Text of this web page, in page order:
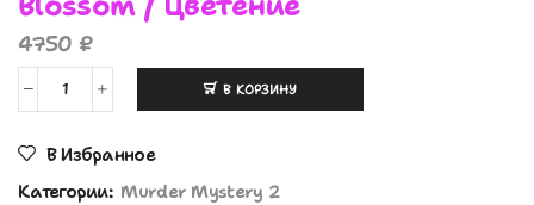
4750 ₽
В КОРЗИНУ
В Избранное
Категории: Murder Mystery 2